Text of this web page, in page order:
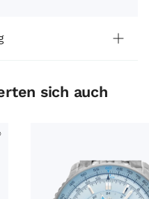
sich auch